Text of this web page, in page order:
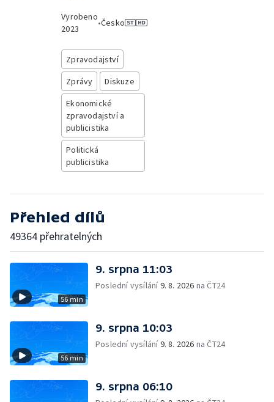
Vyrobeno
2023
•Česko
Zpravodajství
Zprávy
Diskuze
Ekonomické
zpravodajství a
publicistika
Politická
publicistika
Přehled dílů
49364 přehratelných
56 min
9. srpna 11:03
Poslední vysílání9. 8. 2026 na ČT24
56 min
9. srpna 10:03
Poslední vysílání9. 8. 2026 na ČT24
9. srpna 06:10